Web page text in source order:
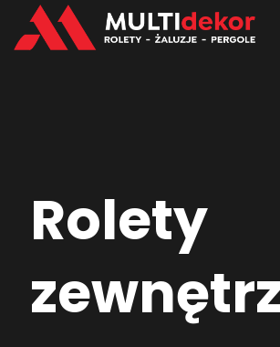
Rolety